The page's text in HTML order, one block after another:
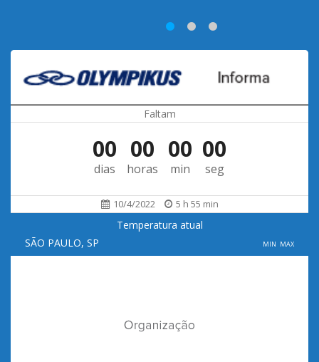
Faltam
00
dias
00
horas
00
min
00
seg
10/4/2022 5 h 55 min
Temperatura atual
SÃO PAULO, SP
MIN MAX